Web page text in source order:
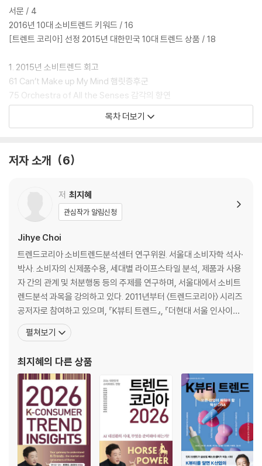
서문 / 4
2016년 10대 소비트렌드 키워드 / 16
[트렌트 코리아] 선정 2015년 대한민국 10대 트렌드 상품 / 18
1. 2015년 소비트렌드 회고
61 Can’t Make up My Mind 햄릿증후군
75 Orchestra of All the Senses 감각의 향연
87 Ultimate ‘Omni-channel’ Wars 옴니채널 전쟁
103 Now, Show Me the Evidence 증거중독
141 Hit and Run 치고 빠지기
165 Elegant ‘Urban-granny’ 우리 할머니가 달라졌어요
177 Playing in Hidden Alleys 숨은 골목 찾기
2. 2016년 소비트렌드 전망
190 Make a ‘Plan Z’ ‘플랜 Z’, 나만의 구명보트 전략
203 Over-anxiety Syndrome 과잉근심사회, 램프증후군
225 Network of Multi-channel Interactive Media 1인 미디어 전성
시대
락, 가성비의 약진
291 Year of Sustainable Cultural Ecology 미래형 자급자족
311 Basic Instincts 원초적 본능
333 All’s Well That Trends Well 대충 빠르게, 있어 보이게
373 Rise of ‘Architec-kids’ ‘아키텍키즈’, 체계적 육아법의 등장
393 Society of the Like-minded 취향 공동체
미주 / 412 / 찾아보기 / 420 / 부록 / 428
목차 더보기
저자 소개 6
저 최지혜
관심작가 알림신청
Jihye Choi
트렌드코리아 소비트렌드분석센터 연구위원. 서울대 소비자학 석사·
박사. 소비자의 신제품수용, 세대별 라이프스타일 분석, 제품과 사용
자 간의 관계 및 처분행동 등의 주제를 연구하며, 서울대에서 소비트
렌드분석 과목을 강의하고 있다. 2011년부터 〈트렌드코리아〉 시리즈
공저자로 참여하고 있으며, 『K뷰티 트렌드』, 『더현대 서울 인사이
트』, 『스물하나, 서른아홉』, 〈대한민국 외식업 트렌드〉 시리즈를 공저
했다. 워싱턴주립대학교에서 공동연구자 자격으로 연수했으며, 삼성
신제품 개발 프로젝트를 수행하였다. 현재 이마트
펼쳐보기
최지혜의 다른 상품